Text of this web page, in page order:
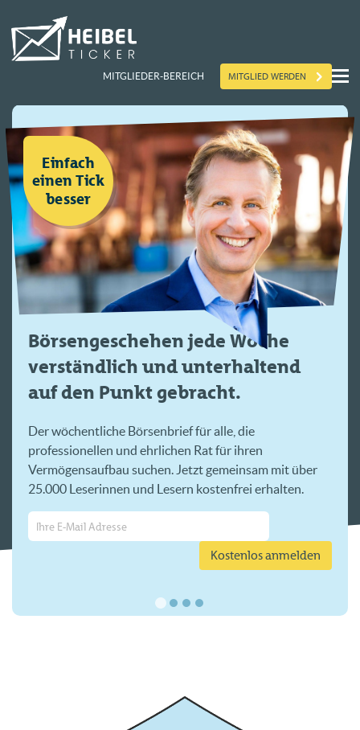
MITGLIEDER-BEREICH MITGLIED WERDEN
Einfach
einen Tick
besser
Börsengeschehen jede Woche
verständlich und unterhaltend
auf den Punkt gebracht.
Der wöchentliche Börsenbrief für alle, die
professionellen und ehrlichen Rat für ihren
Vermögensaufbau suchen. Jetzt gemeinsam mit über
25.000 Leserinnen und Lesern kostenfrei erhalten.